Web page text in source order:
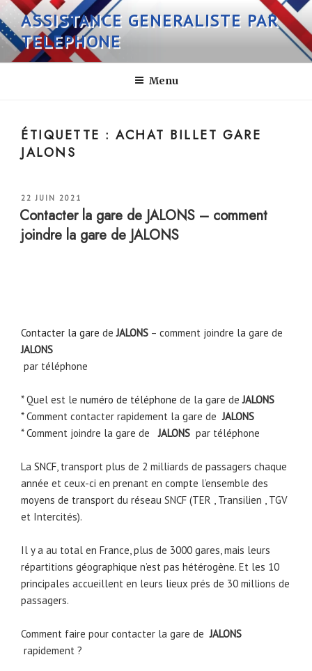
Aller
au
contenu
principal
ASSISTANCE GENERALISTE PAR
TELEPHONE
Menu
ÉTIQUETTE :ACHAT BILLET GARE
JALONS
PUBLIÉ
LE
22 JUIN 2021
Contacter la gare de JALONS – comment
joindre la gare de JALONS
Contacter la gare deJALONS – comment joindre la gare de
JALONS
par téléphone
* Quel est le numéro de téléphone de la gare deJALONS
* Comment contacter rapidement la gare deJALONS
* Comment joindre la gare de
JALONS par téléphone
La SNCF, transport plus de 2 milliards de passagers chaque
année et ceux-ci en prenant en compte l’ensemble des
moyens de transport du réseau SNCF (TER , Transilien , TGV
et Intercités).
Il y a au total en France, plus de 3000 gares, mais leurs
répartitions géographique n’est pas hétérogène. Et les 10
principales accueillent en leurs lieux prés de 30 millions de
passagers.
Comment faire pour contacter la gare deJALONS
rapidement ?